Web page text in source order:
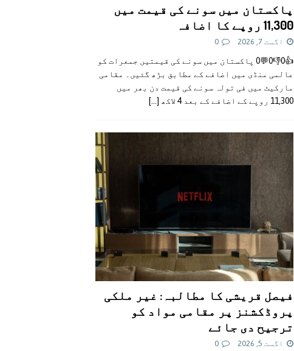
پاکستان میں سونے کی قیمت میں
11,300 روپے کا اضافہ
اگست 7, 2026 0
👍0👎0💬0 پاکستان میں سونے کی قیمتیں جمعرات کو
عالمی منڈی میں اضافے کے مطابق بڑھ گئیں۔ مقامی
مارکیٹ میں فی تولہ سونے کی قیمت دن بھر میں
11,300 روپے کے اضافے کے بعد 4 لاکھ
[...]
فیصل قریشی کا مطالبہ: غیر ملکی
پروڈکشنز پر مقامی مواد کو
ترجیح دی جائے
اگست 5, 2026 0